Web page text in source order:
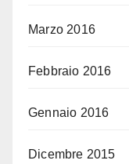
Marzo 2016
Febbraio 2016
Gennaio 2016
Dicembre 2015